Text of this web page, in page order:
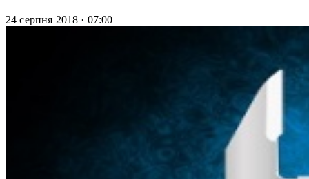
24 серпня 2018 · 07:00